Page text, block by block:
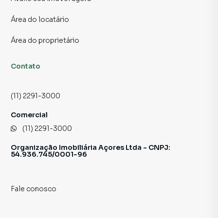
Sujeito a alteração sem aviso prévio.
Fotos meramente ilustrativas.
Área do locatário
Área do proprietário
Contato
(11) 2291-3000
Comercial
(11) 2291-3000
Organização Imobiliária Açores Ltda - CNPJ:
54.936.745/0001-96
Fale conosco